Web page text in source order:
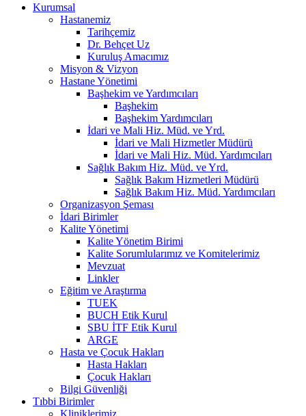
Kurumsal
Hastanemiz
Tarihçemiz
Dr. Behçet Uz
Kuruluş Amacımız
Misyon & Vizyon
Hastane Yönetimi
Başhekim ve Yardımcıları
Başhekim
Başhekim Yardımcıları
İdari ve Mali Hiz. Müd. ve Yrd.
İdari ve Mali Hizmetler Müdürü
İdari ve Mali Hiz. Müd. Yardımcıları
Sağlık Bakım Hiz. Müd. ve Yrd.
Sağlık Bakım Hizmetleri Müdürü
Sağlık Bakım Hiz. Müd. Yardımcıları
Organizasyon Şeması
İdari Birimler
Kalite Yönetimi
Kalite Yönetim Birimi
Kalite Sorumlularımız ve Komitelerimiz
Mevzuat
Linkler
Eğitim ve Araştırma
TUEK
BUCH Etik Kurul
SBU İTF Etik Kurul
ARGE
Hasta ve Çocuk Hakları
Hasta Hakları
Çocuk Hakları
Bilgi Güvenliği
Tıbbi Birimler
Kliniklerimiz